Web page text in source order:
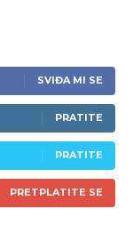
SVIĐA MI SE
PRATITE
PRATITE
PRETPLATITE SE